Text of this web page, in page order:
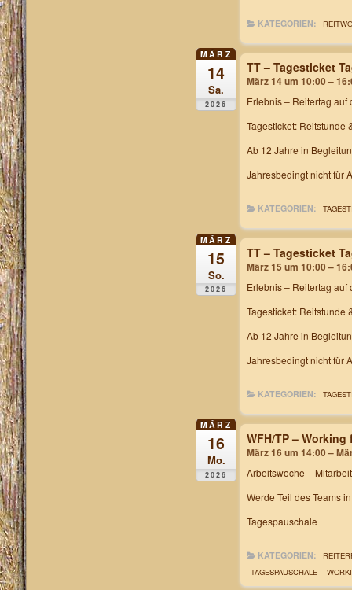
KATEGORIEN:
MÄRZ
14
Sa.
2026
TT – Tagesticket
März 14 um 10:00 –
Erlebnis – Reitertag auf
Tagesticket: Reitstunde
Ab 12 Jahre in
Jahresbedingt nicht für
KATEGORIEN:
MÄRZ
15
So.
2026
TT – Tagesticket
März 15 um 10:00 –
Erlebnis – Reitertag auf
Tagesticket: Reitstunde
Ab 12 Jahre in
Jahresbedingt nicht für
KATEGORIEN:
MÄRZ
16
Mo.
2026
WFH/TP –
März 16 um 14:00 –
Arbeitswoche –
Werde Teil des Teams
Tagespauschale
KATEGORIEN:
TAGESPAUSCHALE